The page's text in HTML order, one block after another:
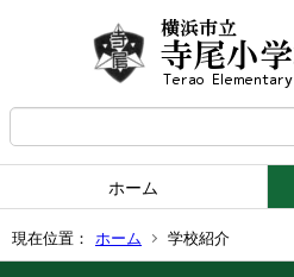
ホーム
現在位置： ホーム 学校紹介